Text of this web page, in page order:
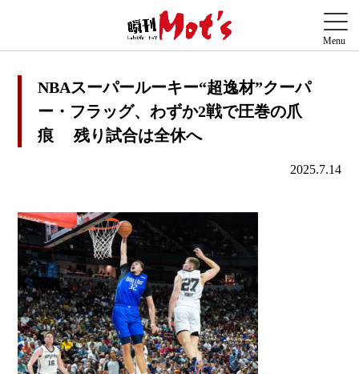
NBAスーパールーキー“超逸材”クーパ
ー・フラッグ、わずか2戦で圧巻の爪
痕 残り試合は全休へ
2025.7.14